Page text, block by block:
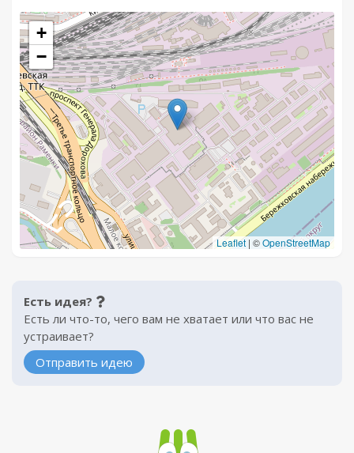
+
−
Leaflet | ©OpenStreetMap
Есть идея?
Есть ли что-то, чего вам не хватает или что вас не
устраивает?
Отправить идею